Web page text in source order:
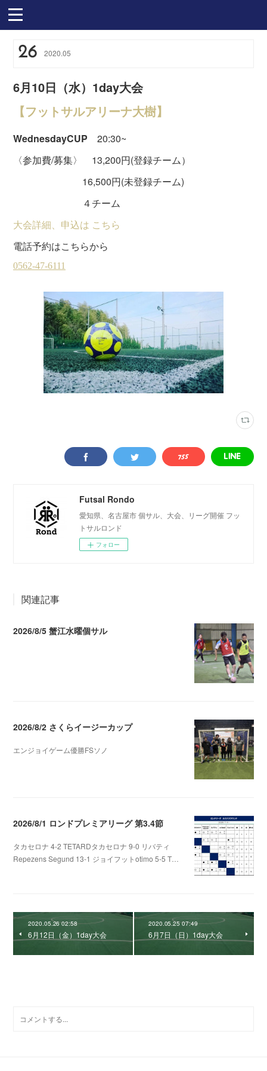
26 2020.05
6月10日（水）1day大会
【フットサルアリーナ大樹】
WednesdayCUP 20:30~
〈参加費/募集〉 13,200円(登録チーム）
16,500円(未登録チーム)
４チーム
大会詳細、申込は こちら
電話予約はこちらから
Futsal Rondo
愛知県、名古屋市 個サル、大会、リーグ開催 フッ
トサルロンド
フォロー
関連記事
2026/8/5 蟹江水曜個サル
2026/8/2 さくらイージーカップ
エンジョイゲーム優勝FSソノ
2026/8/1 ロンドプレミアリーグ 第3.4節
タカセロナ 4-2 TETARDタカセロナ 9-0 リバティ
Repezens Segund 13-1 ジョイフットotimo 5-5 T…
2020.05.26 02:58
6月12日（金）1day大会
2020.05.25 07:49
6月7日（日）1day大会